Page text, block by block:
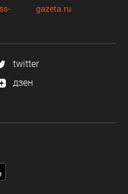
gazeta.ru
twitter
дзен